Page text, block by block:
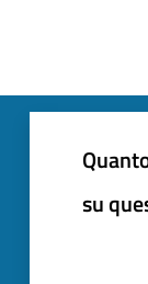
su